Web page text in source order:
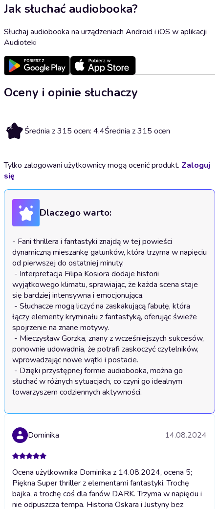
Jak słuchać audiobooka?
Słuchaj audiobooka na urządzeniach Android i iOS w aplikacji
Audioteki
Oceny i opinie słuchaczy
4.4 Średnia z 315 ocen: 4.4Średnia z 315 ocen
Tylko zalogowani użytkownicy mogą ocenić produkt. Zaloguj
się
Dlaczego warto:
- Fani thrillera i fantastyki znajdą w tej powieści
dynamiczną mieszankę gatunków, która trzyma w napięciu
od pierwszej do ostatniej minuty.
wyjątkowego klimatu, sprawiając, że każda scena staje
się bardziej intensywna i emocjonująca.
łączy elementy kryminału z fantastyką, oferując świeże
spojrzenie na znane motywy.
ponownie udowadnia, że potrafi zaskoczyć czytelników,
wprowadzając nowe wątki i postacie.
słuchać w różnych sytuacjach, co czyni go idealnym
Dominika 14.08.2024
Ocena użytkownika Dominika z 14.08.2024, ocena 5;
Piękna Super thriller z elementami fantastyki. Trochę
bajka, a trochę coś dla fanów DARK. Trzyma w napięciu i
nie odpuszcza tempa. Historia Oskara i Justyny bez